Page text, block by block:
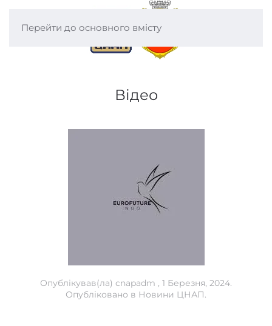
Перейти до основного вмісту
Відео
Опублікував(ла) cnapadm , 1 Березня, 2024.
Опубліковано в Новини ЦНАП.